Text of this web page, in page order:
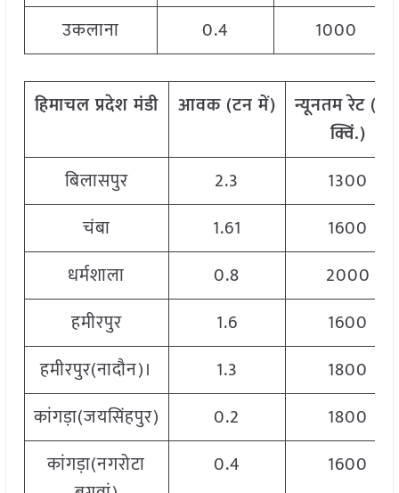
उकलाना
0.4 1000
हिमाचल प्रदेशमंडी आवक(टनमें) न्यूनतमरेट(
क्विं.)
बिलासपुर
2.3
1300
चंबा
1.61
1600
धर्मशाला
0.8
2000
हमीरपुर
1.6
1600
हमीरपुर(नादौन)।
1.3
1800
कांगड़ा(जयसिंहपुर)
0.2
1800
कांगड़ा(नगरोटा
0.4 1600